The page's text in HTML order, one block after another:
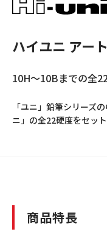
ハイユニ アー
10H～10Bまでの全
「ユニ」鉛筆シリーズ
ニ」の全22硬度をセッ
商品特長